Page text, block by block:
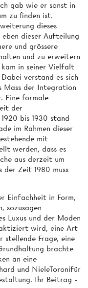
gab wie er sonst in
zu finden ist.
dieses
dieser Aufteilung
und grössere
und zu erweitern
kam in seiner Vielfalt
verstand es sich
Mass der Integration
Eine formale
der
bis 1930 stand
im Rahmen dieser
mit
werden, dass es
aus derzeit um
der Zeit 1980 muss
Einfachheit in Form,
sozusagen
Luxus und der Moden
wird, eine Art
stellende Frage, eine
brachte
an eine
und NieleToronifür
Ihr Beitrag -